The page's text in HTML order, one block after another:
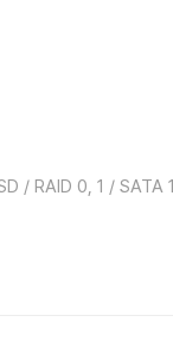
/ RAID 0, 1 / SATA